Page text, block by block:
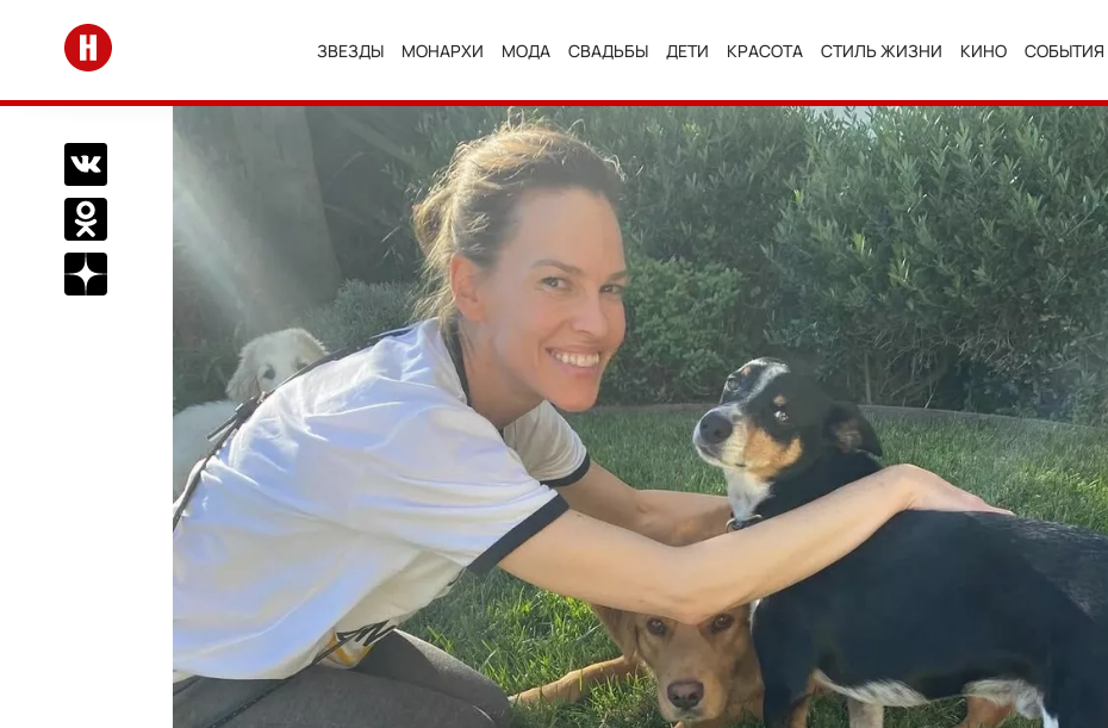
Перейти на главную
ЗВЕЗДЫ МОНАРХИ МОДА СВАДЬБЫ ДЕТИ КРАСОТА СТИЛЬ ЖИЗНИ КИНО СОБЫТИЯ
Поделиться Вконтакте
Поделиться в Одноклассниках
Подписаться на нас в Дзен